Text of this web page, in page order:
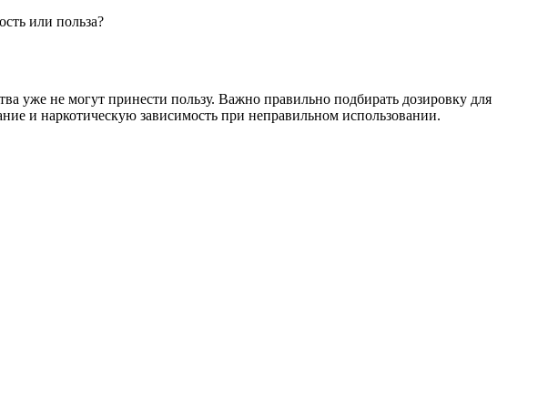
уже не могут принести пользу. Важно правильно подбирать дозировку для
и наркотическую зависимость при неправильном использовании.